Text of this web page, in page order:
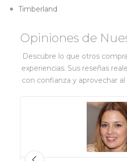
Timberland
Opiniones de
Descubre lo que otros
experiencias. Sus reseñas
con confianza y aprovechar